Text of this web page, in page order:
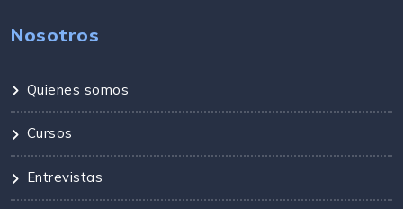
Nosotros
Quienes somos
Cursos
Entrevistas